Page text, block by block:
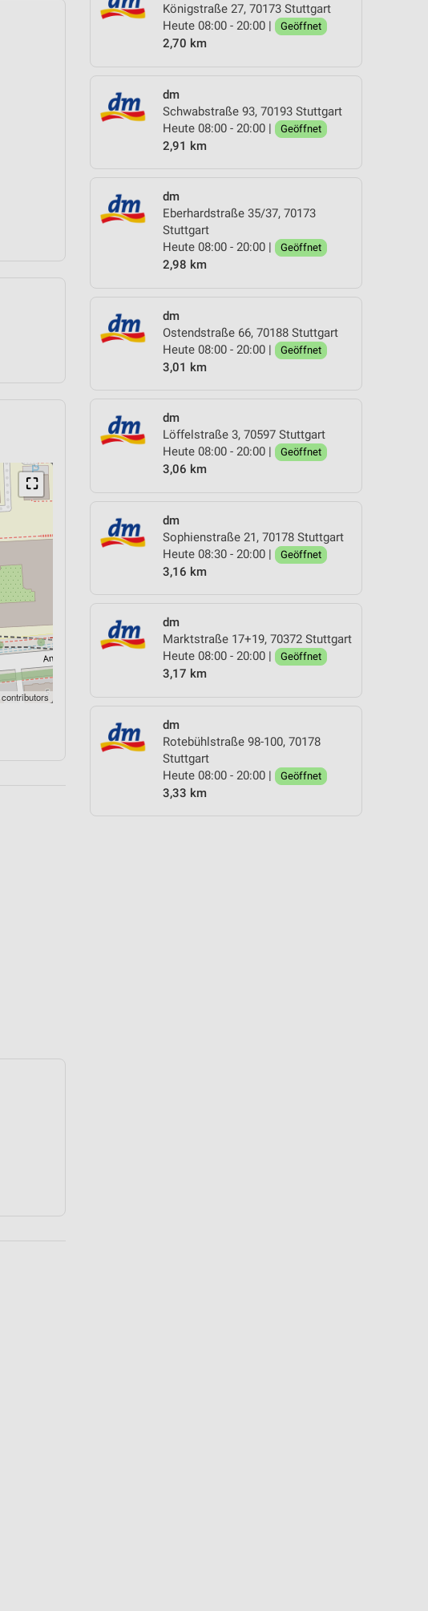
Königstraße 27, 70173 Stuttgart
Heute 08:00 - 20:00 |
Geöffnet
2,70 km
dm
Schwabstraße 93, 70193 Stuttgart
Heute 08:00 - 20:00 |
Geöffnet
2,91 km
dm
Eberhardstraße 35/37, 70173
Stuttgart
Heute 08:00 - 20:00 |
Geöffnet
2,98 km
dm
Ostendstraße 66, 70188 Stuttgart
Heute 08:00 - 20:00 |
Geöffnet
3,01 km
dm
Löffelstraße 3, 70597 Stuttgart
Heute 08:00 - 20:00 |
Geöffnet
3,06 km
dm
Sophienstraße 21, 70178 Stuttgart
Heute 08:30 - 20:00 |
Geöffnet
3,16 km
dm
Marktstraße 17+19, 70372 Stuttgart
Heute 08:00 - 20:00 |
Geöffnet
3,17 km
dm
Rotebühlstraße 98-100, 70178
Stuttgart
Heute 08:00 - 20:00 |
Geöffnet
3,33 km
⛶
contributors